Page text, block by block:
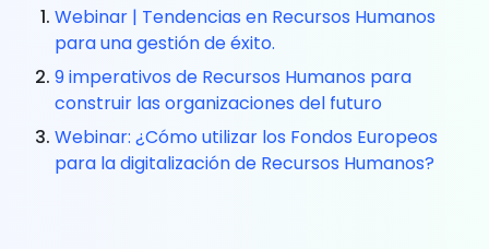
Webinar | Tendencias en Recursos Humanos
para una gestión de éxito.
9 imperativos de Recursos Humanos para
construir las organizaciones del futuro
Webinar: ¿Cómo utilizar los Fondos Europeos
para la digitalización de Recursos Humanos?